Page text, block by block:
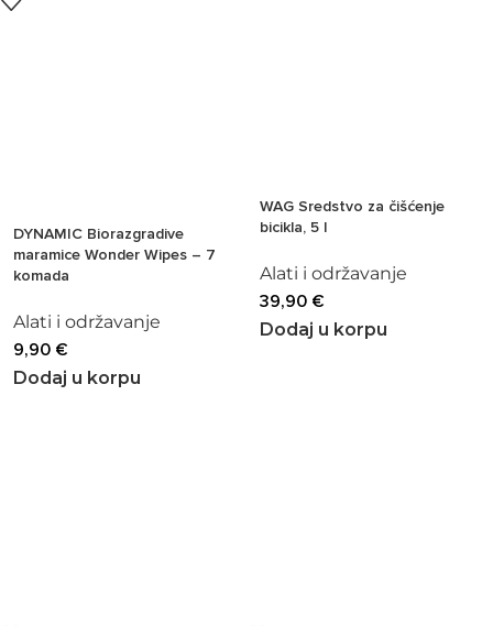
DYNAMIC Biorazgradive
maramice Wonder Wipes – 7
komada
Alati i održavanje
9,90 €
Dodaj u korpu
WAG Sredstvo za čišćenje
bicikla, 5 l
Alati i održavanje
39,90 €
Dodaj u korpu